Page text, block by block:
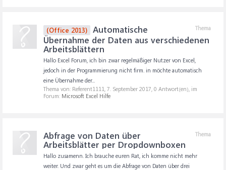
Thema
(Office 2013)
Automatische
Übernahme der Daten aus verschiedenen
Arbeitsblättern
Hallo Excel Forum, ich bin zwar regelmäßiger Nutzer von Excel,
jedoch in der Programmierung nicht firm. in möchte automatisch
eine Übernahme der...
Thema von: Referent1111, 7. September 2017, 0 Antwort(en), im
Forum: Microsoft Excel Hilfe
Thema
Abfrage von Daten über
Arbeitsblätter per Dropdownboxen
Hallo zusamenn. Ich brauche euren Rat, ich komme nicht mehr
weiter. Und zwar geht es um die Abfrage von Daten über drei